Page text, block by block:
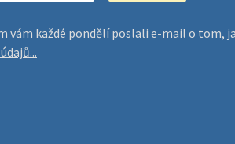
vám každé pondělí poslali e-mail o tom,